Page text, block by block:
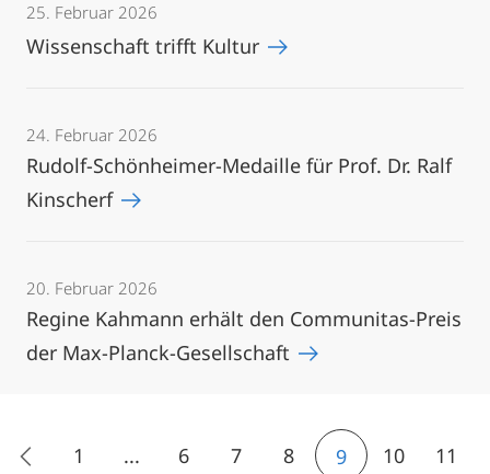
25. Februar 2026
Wissenschaft trifft Kultur
24. Februar 2026
Rudolf-Schönheimer-Medaille für Prof. Dr. Ralf
Kinscherf
20. Februar 2026
Regine Kahmann erhält den Communitas-Preis
der Max-Planck-Gesellschaft
1 ... 6 7 8 9 10
11